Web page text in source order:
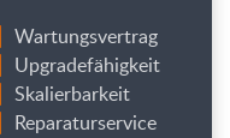
Wartungsvertrag
Upgradefähigkeit
Skalierbarkeit
Reparaturservice